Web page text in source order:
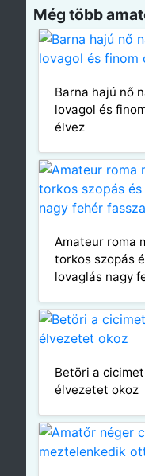
Még több
Barna hajú nő
lovagol és
élvez
Amateur roma
torkos szopás
lovaglás nagy
Betöri a
élvezetet okoz